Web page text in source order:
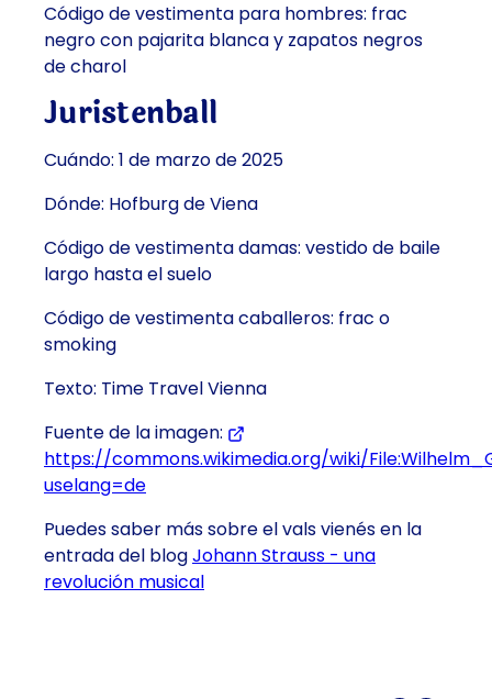
Código de vestimenta para hombres: frac
negro con pajarita blanca y zapatos negros
de charol
Juristenball
Cuándo: 1 de marzo de 2025
Dónde: Hofburg de Viena
Código de vestimenta damas: vestido de baile
largo hasta el suelo
Código de vestimenta caballeros: frac o
smoking
Texto: Time Travel Vienna
Fuente de la imagen:
https://commons.wikimedia.org/wiki/
uselang=de
Puedes saber más sobre el vals vienés en la
entrada del blogJohann Strauss - una
revolución musical